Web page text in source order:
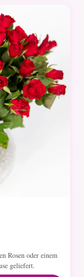
Rosen oder einem
geliefert.